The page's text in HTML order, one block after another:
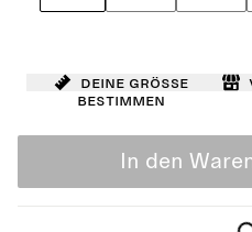
Deine Größe
bestimmen
In den